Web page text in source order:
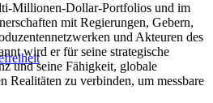
Millionen-Dollar-Portfolios und im
mit Regierungen, Gebern,
und Akteuren des
wird er für seine strategische
und seine Fähigkeit, globale
Realitäten zu verbinden, um messbare